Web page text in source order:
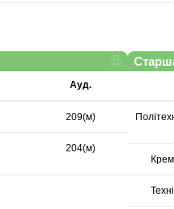
Ауд.
209(м)
204(м)